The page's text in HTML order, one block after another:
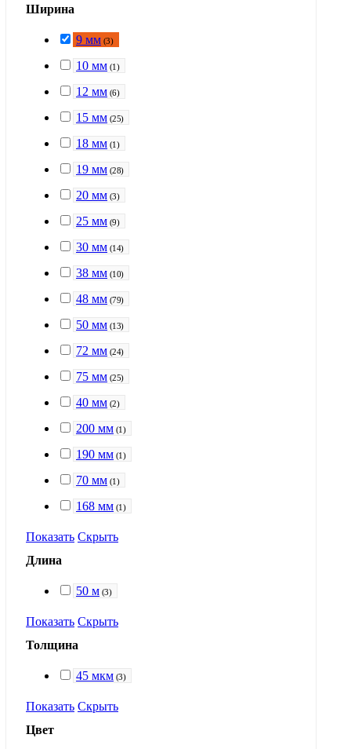
Ширина
9 мм (3)
10 мм (1)
12 мм (6)
15 мм (25)
18 мм (1)
19 мм (28)
20 мм (3)
25 мм (9)
30 мм (14)
38 мм (10)
48 мм (79)
50 мм (13)
72 мм (24)
75 мм (25)
40 мм (2)
200 мм (1)
190 мм (1)
70 мм (1)
168 мм (1)
Показать Скрыть
Длина
50 м (3)
Показать Скрыть
Толщина
45 мкм (3)
Показать Скрыть
Цвет